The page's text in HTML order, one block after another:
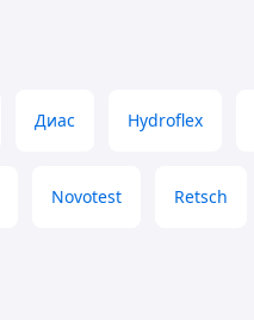
Диас Hydroflex
Novotest Retsch